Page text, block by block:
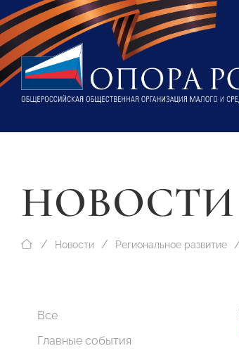
НОВОСТИ
Новости Региональное развитие
Все
Главные события